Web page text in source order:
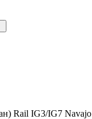
Rail IG3/IG7 Navajo